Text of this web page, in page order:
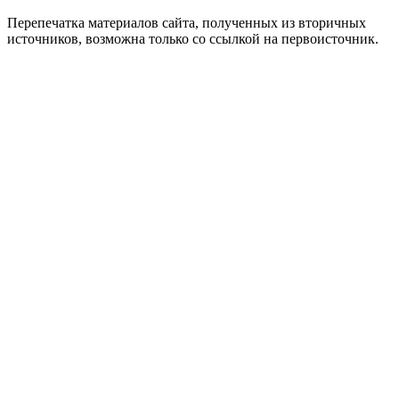
Перепечатка материалов сайта, полученных из вторичных
источников, возможна только со ссылкой на первоисточник.